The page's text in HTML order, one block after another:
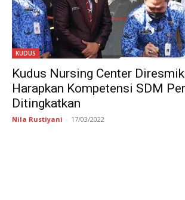
KUDUS
Kudus Nursing Center
Harapkan Kompetensi SDM
Ditingkatkan
Nila Rustiyani - 17/03/2022